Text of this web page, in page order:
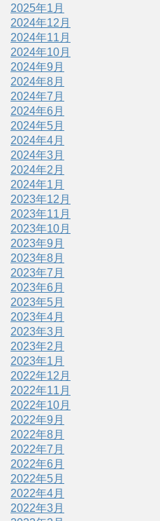
2025年1月
2024年12月
2024年11月
2024年10月
2024年9月
2024年8月
2024年7月
2024年6月
2024年5月
2024年4月
2024年3月
2024年2月
2024年1月
2023年12月
2023年11月
2023年10月
2023年9月
2023年8月
2023年7月
2023年6月
2023年5月
2023年4月
2023年3月
2023年2月
2023年1月
2022年12月
2022年11月
2022年10月
2022年9月
2022年8月
2022年7月
2022年6月
2022年5月
2022年4月
2022年3月